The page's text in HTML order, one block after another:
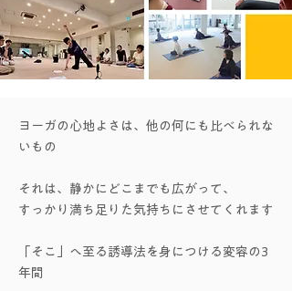
ヨーガの心地よさは、他の何にも比べられな
いもの
それは、静かにどこまでも広がって、
すっかり満ち足りた気持ちにさせてくれます
「そこ」へ至る誘導法を身につける変容の3
年間